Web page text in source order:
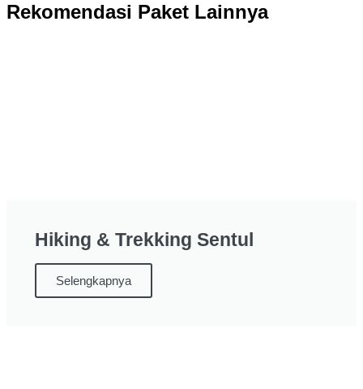
Rekomendasi Paket Lainnya
Hiking & Trekking Sentul
Selengkapnya